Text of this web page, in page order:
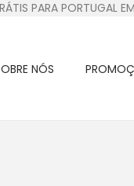
PARA PORTUGAL
NÓS